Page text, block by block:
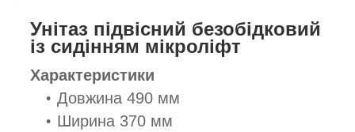
Унітаз підвісний безобідковий
із сидінням мікроліфт
Характеристики
Довжина 490 мм
Ширина 370 мм